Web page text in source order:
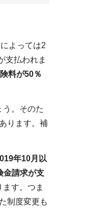
よっては2
支払われま
料が50％
。そのた
ります。補
年10月以
金請求が支
す。つま
制度変更も